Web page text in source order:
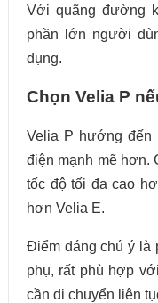
Với quãng đường
phần lớn người
dụng.
Chọn Velia P
Velia P hướng đến
điện mạnh mẽ hơn.
tốc độ tối đa cao
hơn Velia E.
Điểm đáng chú ý là
phụ, rất phù hợp
cần di chuyển liên